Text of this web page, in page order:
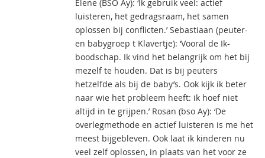
Elene (BSO Ay): ‘Ik gebruik veel: actief
luisteren, het gedragsraam, het samen
oplossen bij conflicten.’ Sebastiaan (peuter-
en babygroep t Klavertje): ‘Vooral de Ik-
boodschap. Ik vind het belangrijk om het bij
mezelf te houden. Dat is bij peuters
hetzelfde als bij de baby’s. Ook kijk ik beter
naar wie het probleem heeft: ik hoef niet
altijd in te grijpen.’ Rosan (bso Ay): ‘De
overlegmethode en actief luisteren is me het
meest bijgebleven. Ook laat ik kinderen nu
veel zelf oplossen, in plaats van het voor ze